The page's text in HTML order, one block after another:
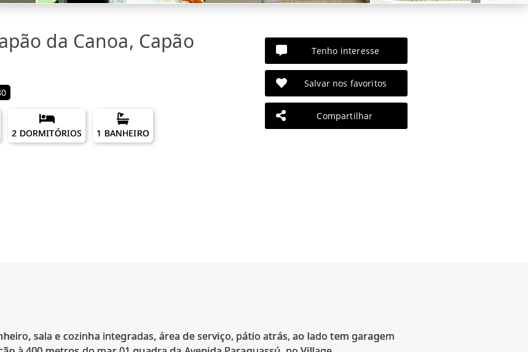
da Canoa, Capão
2 DORMITÓRIOS 1 BANHEIRO
Tenho interesse
Salvar nos favoritos
Compartilhar
sala e cozinha integradas, área de serviço, pátio atrás, ao lado tem garagem